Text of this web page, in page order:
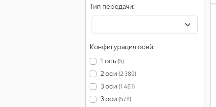
Тип передачи:
Конфигурация осей:
1 ось(5)
2 оси (2 389)
3 оси (1 461)
3 оси (578)